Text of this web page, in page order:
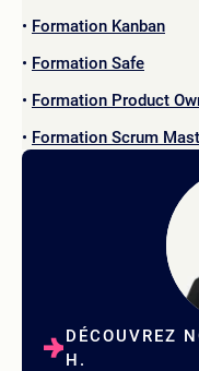
Formation Kanban
Formation Safe
Formation Product
Formation Scrum
DÉCOUVREZ
H.